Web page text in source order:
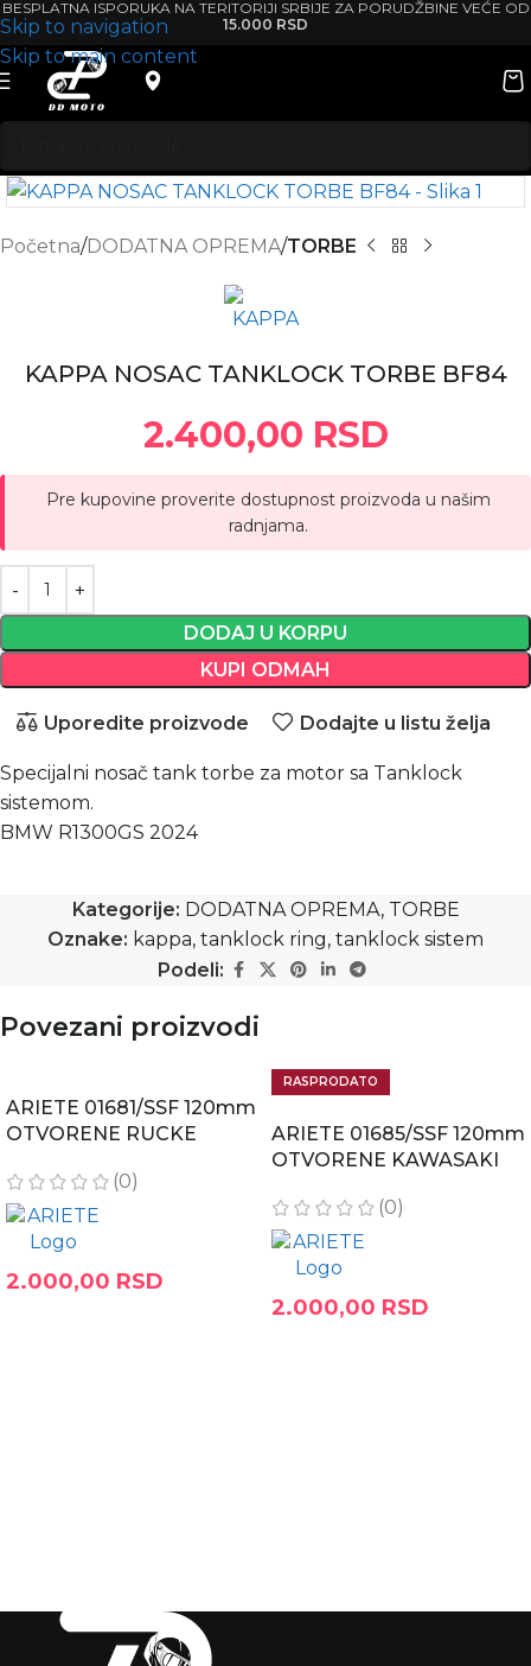
Skip to navigation
Skip to main content
BESPLATNA ISPORUKA NA TERITORIJI SRBIJE ZA PORUDŽBINE VEĆE OD
15.000 RSD
Početna DODATNA OPREMA TORBE
KAPPA NOSAC TANKLOCK TORBE BF84
2.400,00 RSD
Pre kupovine proverite dostupnost proizvoda u našim
radnjama.
DODAJ U KORPU
KUPI ODMAH
Uporedite proizvode Dodajte u listu želja
Specijalni nosač tank torbe za motor sa Tanklock
sistemom.
BMW R1300GS 2024
Kategorije: DODATNA OPREMA, TORBE
Oznake: kappa, tanklock ring, tanklock sistem
Podeli:
Povezani proizvodi
ARIETE 01681/SSF 120mm
OTVORENE RUCKE
(0)
2.000,00 RSD
RASPRODATO
ARIETE 01685/SSF 120mm
OTVORENE KAWASAKI
(0)
2.000,00 RSD